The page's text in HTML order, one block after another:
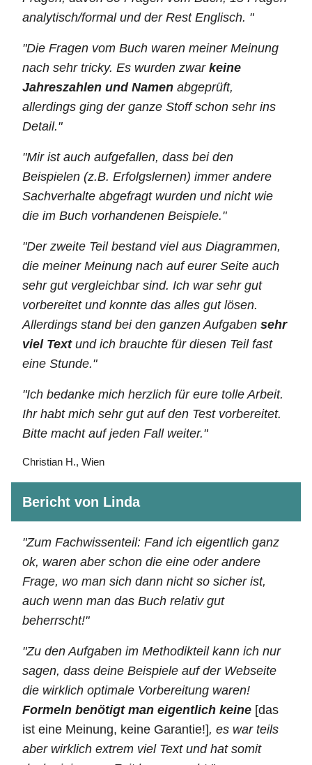
analytisch/formal und der Rest Englisch. "
"Die Fragen vom Buch waren meiner Meinung
nach sehr tricky. Es wurden zwar keine
Jahreszahlen und Namen abgeprüft,
allerdings ging der ganze Stoff schon sehr ins
Detail."
"Mir ist auch aufgefallen, dass bei den
Beispielen (z.B. Erfolgslernen) immer andere
Sachverhalte abgefragt wurden und nicht wie
die im Buch vorhandenen Beispiele."
"Der zweite Teil bestand viel aus Diagrammen,
die meiner Meinung nach auf eurer Seite auch
sehr gut vergleichbar sind. Ich war sehr gut
vorbereitet und konnte das alles gut lösen.
Allerdings stand bei den ganzen Aufgaben sehr
viel Textund ich brauchte für diesen Teil fast
eine Stunde."
"Ich bedanke mich herzlich für eure tolle Arbeit.
Ihr habt mich sehr gut auf den Test vorbereitet.
Bitte macht auf jeden Fall weiter."
Christian H., Wien
Bericht von Linda
"Zum Fachwissenteil: Fand ich eigentlich ganz
ok, waren aber schon die eine oder andere
Frage, wo man sich dann nicht so sicher ist,
auch wenn man das Buch relativ gut
beherrscht!"
"Zu den Aufgaben im Methodikteil kann ich nur
sagen, dass deine Beispiele auf der Webseite
die wirklich optimale Vorbereitung waren!
Formeln benötigt man eigentlich keine [das
ist eine Meinung, keine Garantie!], es war teils
aber wirklich extrem viel Text und hat somit